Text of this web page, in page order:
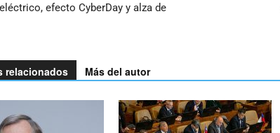
efecto CyberDay y alza de
relacionados Más del autor